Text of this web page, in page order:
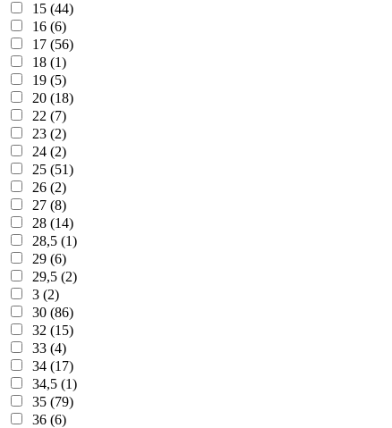
15 (44)
16 (6)
17 (56)
18 (1)
19 (5)
20 (18)
22 (7)
23 (2)
24 (2)
25 (51)
26 (2)
27 (8)
28 (14)
28,5 (1)
29 (6)
29,5 (2)
3 (2)
30 (86)
32 (15)
33 (4)
34 (17)
34,5 (1)
35 (79)
36 (6)